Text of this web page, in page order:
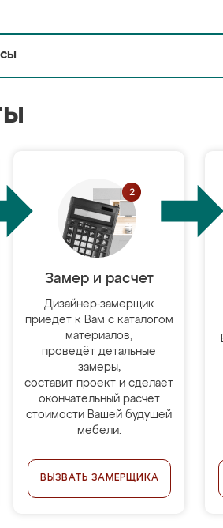
Замер и расчет
Дизайнер-замерщик
приедет к Вам с каталогом
материалов,
проведёт детальные
замеры,
составит проект и сделает
окончательный расчёт
стоимости Вашей будущей
мебели.
ВЫЗВАТЬ ЗАМЕРЩИКА